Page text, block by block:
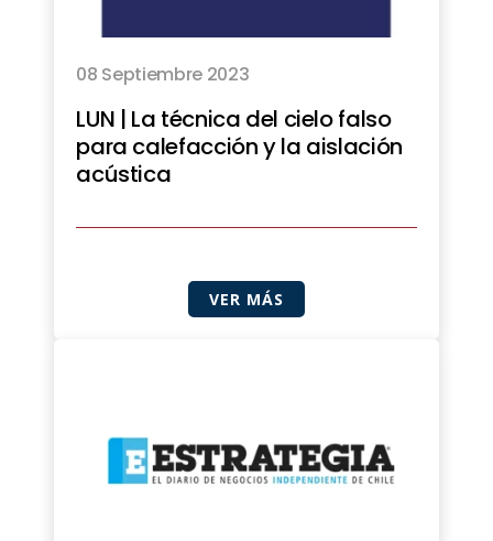
08 Septiembre 2023
LUN | La técnica del cielo falso
para calefacción y la aislación
acústica
VER MÁS